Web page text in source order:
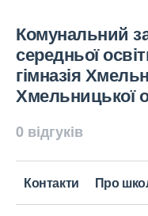
Комунальний
середньої
гімназія
Хмельницької
0 відгуків
Контакти Про